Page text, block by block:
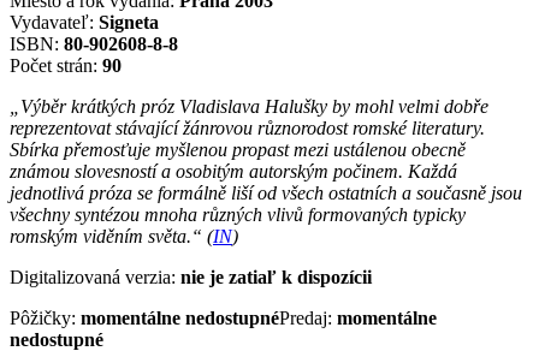
Vydavateľ: Signeta
ISBN: 80-902608-8-8
Počet strán: 90
„Výběr krátkých próz Vladislava Halušky by mohl velmi dobře
reprezentovat stávající žánrovou různorodost romské literatury.
Sbírka přemosťuje myšlenou propast mezi ustálenou obecně
známou slovesností a osobitým autorským počinem. Každá
jednotlivá próza se formálně liší od všech ostatních a současně jsou
všechny syntézou mnoha různých vlivů formovaných typicky
romským viděním světa.“ (IN)
Digitalizovaná verzia: nie je zatiaľ k dispozícii
Pôžičky: momentálne nedostupnéPredaj: momentálne
nedostupné